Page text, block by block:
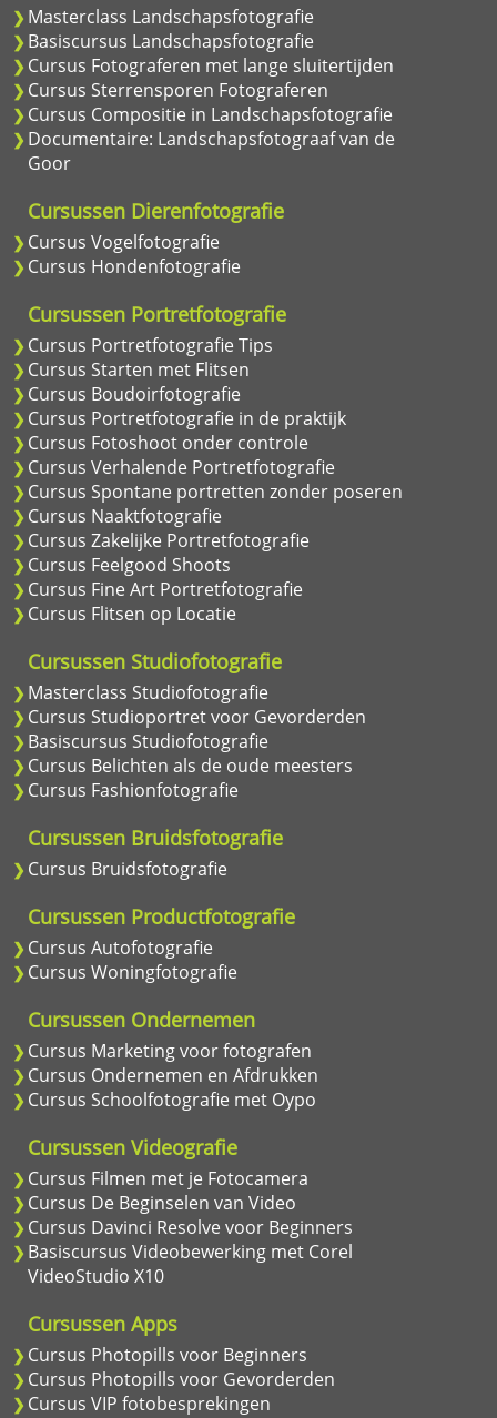
Masterclass Landschapsfotografie
Basiscursus Landschapsfotografie
Cursus Fotograferen met lange sluitertijden
Cursus Sterrensporen Fotograferen
Cursus Compositie in Landschapsfotografie
Documentaire: Landschapsfotograaf van de
Goor
Cursussen Dierenfotografie
Cursus Vogelfotografie
Cursus Hondenfotografie
Cursussen Portretfotografie
Cursus Portretfotografie Tips
Cursus Starten met Flitsen
Cursus Boudoirfotografie
Cursus Portretfotografie in de praktijk
Cursus Fotoshoot onder controle
Cursus Verhalende Portretfotografie
Cursus Spontane portretten zonder poseren
Cursus Naaktfotografie
Cursus Zakelijke Portretfotografie
Cursus Feelgood Shoots
Cursus Fine Art Portretfotografie
Cursus Flitsen op Locatie
Cursussen Studiofotografie
Masterclass Studiofotografie
Cursus Studioportret voor Gevorderden
Basiscursus Studiofotografie
Cursus Belichten als de oude meesters
Cursus Fashionfotografie
Cursussen Bruidsfotografie
Cursus Bruidsfotografie
Cursussen Productfotografie
Cursus Autofotografie
Cursus Woningfotografie
Cursussen Ondernemen
Cursus Marketing voor fotografen
Cursus Ondernemen en Afdrukken
Cursus Schoolfotografie met Oypo
Cursussen Videografie
Cursus Filmen met je Fotocamera
Cursus De Beginselen van Video
Cursus Davinci Resolve voor Beginners
Basiscursus Videobewerking met Corel
VideoStudio X10
Cursussen Apps
Cursus Photopills voor Beginners
Cursus Photopills voor Gevorderden
Cursus VIP fotobesprekingen